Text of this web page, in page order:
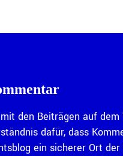
den Beiträgen auf
dafür, dass
ein sicherer Ort